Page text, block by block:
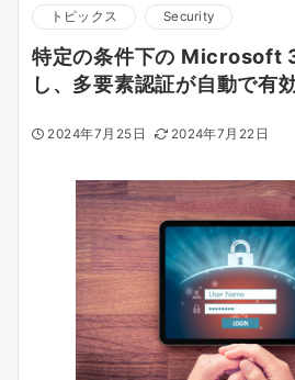
トピックス Security
特定の条件下の Microsoft
し、多要素認証が自動で有
2024年7月25日 2024年7月22日